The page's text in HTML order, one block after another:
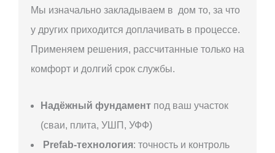
Мы изначально закладываем в дом то, за что
у других приходится доплачивать в процессе.
Применяем решения, рассчитанные только на
комфорт и долгий срок службы.
Надёжный фундамент под ваш участок
(сваи, плита, УШП, УФФ)
Prefab-технология: точность и контроль